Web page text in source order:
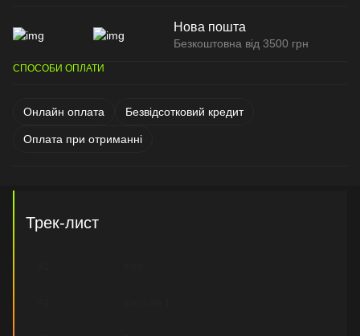
Нова пошта
Безкоштовна від 3500 грн
СПОСОБИ ОПЛАТИ
Онлайн оплата Безвідсотковий кредит
Оплата при отриманні
Трек-лист